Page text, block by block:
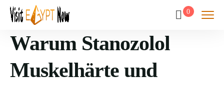
0
Warum Stanozolol
Muskelhärte und